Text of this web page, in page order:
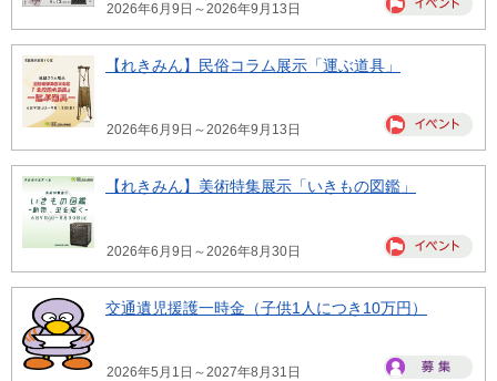
2026年6月9日～2026年9月13日
【れきみん】民俗コラム展示「運ぶ道具」
2026年6月9日～2026年9月13日
【れきみん】美術特集展示「いきもの図鑑」
2026年6月9日～2026年8月30日
交通遺児援護一時金（子供1人につき10万円）
2026年5月1日～2027年8月31日